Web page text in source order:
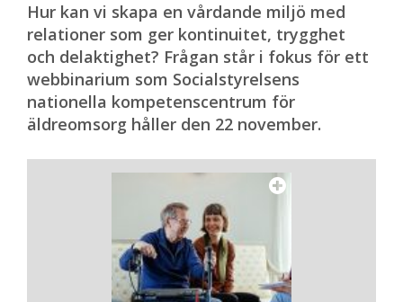
Hur kan vi skapa en vårdande miljö med
relationer som ger kontinuitet, trygghet
och delaktighet? Frågan står i fokus för ett
webbinarium som Socialstyrelsens
nationella kompetenscentrum för
äldreomsorg håller den 22 november.